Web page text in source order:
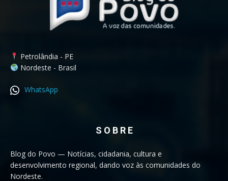
Petrolândia - PE
Nordeste - Brasil
WhatsApp
S O B R E
Blog do Povo — Notícias, cidadania, cultura e
desenvolvimento regional, dando voz às comunidades do
Nordeste.